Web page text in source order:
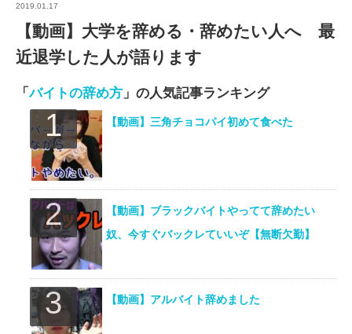
2019.01.17
【動画】大学を辞める・辞めたい人へ 最
近退学した人が語ります
「バイトの辞め方 」の人気記事ランキング
【動画】三角チョコパイ初めて食べた
【動画】ブラックバイトやってて辞めたい
奴、今すぐバックレていいぞ【無断欠勤】
【動画】アルバイト辞めました